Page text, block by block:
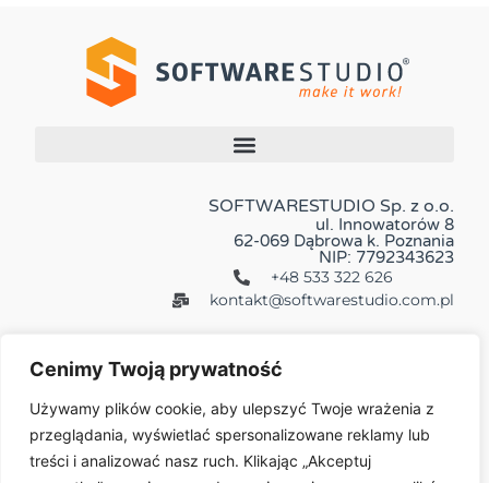
Cenimy Twoją prywatność
Używamy plików cookie, aby ulepszyć Twoje wrażenia z
przeglądania, wyświetlać spersonalizowane reklamy lub
treści i analizować nasz ruch. Klikając „Akceptuj
SOFTWARESTUDIO Sp. z o.o.
ul. Innowatorów 8
62-069 Dąbrowa k. Poznania
NIP: 7792343623
+48 533 322 626
kontakt@softwarestudio.com.pl
Więcej: